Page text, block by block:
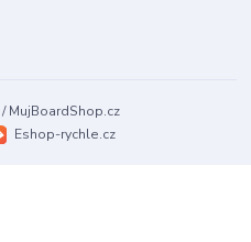
/ MujBoardShop.cz
Eshop-rychle.cz